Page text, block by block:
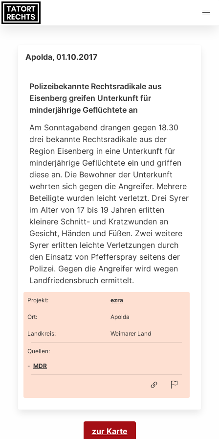
Apolda, 01.10.2017
Polizeibekannte Rechtsradikale aus
Eisenberg greifen Unterkunft für
minderjährige Geflüchtete an
Am Sonntagabend drangen gegen 18.30
drei bekannte Rechtsradikale aus der
Region Eisenberg in eine Unterkunft für
minderjährige Geflüchtete ein und griffen
diese an. Die Bewohner der Unterkunft
wehrten sich gegen die Angreifer. Mehrere
Beteiligte wurden leicht verletzt. Drei Syrer
im Alter von 17 bis 19 Jahren erlitten
kleinere Schnitt- und Kratzwunden an
Gesicht, Händen und Füßen. Zwei weitere
Syrer erlitten leichte Verletzungen durch
den Einsatz von Pfefferspray seitens der
Polizei. Gegen die Angreifer wird wegen
Landfriedensbruch ermittelt.
Projekt: ezra
Ort: Apolda
Landkreis: Weimarer Land
Quellen:
MDR
zur Karte